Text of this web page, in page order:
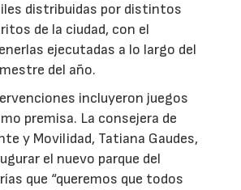
distribuidas por distintos
de la ciudad, con el
ejecutadas a lo largo del
del año.
incluyeron juegos
premisa. La consejera de
y Movilidad, Tatiana Gaudes,
el nuevo parque del
que “queremos que todos